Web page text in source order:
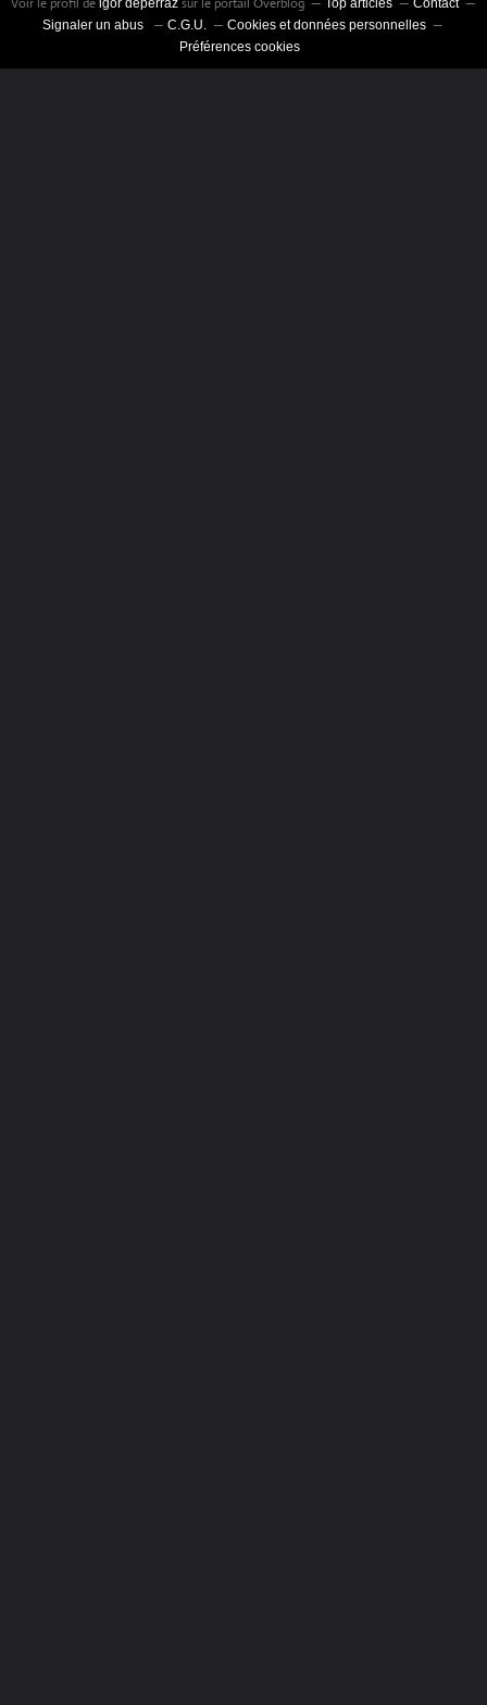
igor deperraz Top articles
Contact
Signaler un abus
C.G.U.
Cookies et données personnelles
Préférences cookies